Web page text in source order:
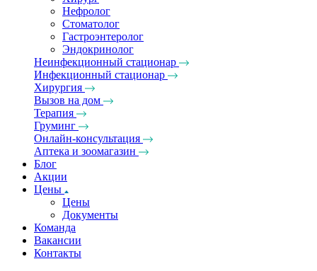
Нефролог
Стоматолог
Гастроэнтеролог
Эндокринолог
Неинфекционный стационар
Инфекционный стационар
Хирургия
Вызов на дом
Терапия
Груминг
Онлайн-консультация
Аптека и зоомагазин
Блог
Акции
Цены
Цены
Документы
Команда
Вакансии
Контакты